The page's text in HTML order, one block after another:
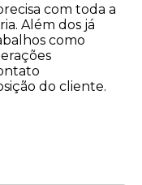
com toda a
Além dos já
como
do cliente.